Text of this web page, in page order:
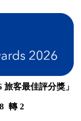
客最佳評分獎」
轉 2